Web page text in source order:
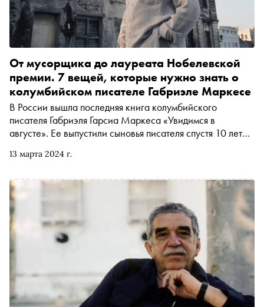
13 марта 2024 г.
От мусорщика до лауреата Нобелевской
премии. 7 вещей, которые нужно знать о
колумбийском писателе Габриэле Маркесе
В России вышла последняя книга колумбийского
писателя Габриэля Гарсиа Маркеса «Увидимся в
августе». Ее выпустили сыновья писателя спустя 10 лет
которые нужно знать об авторе романа «Сто лет